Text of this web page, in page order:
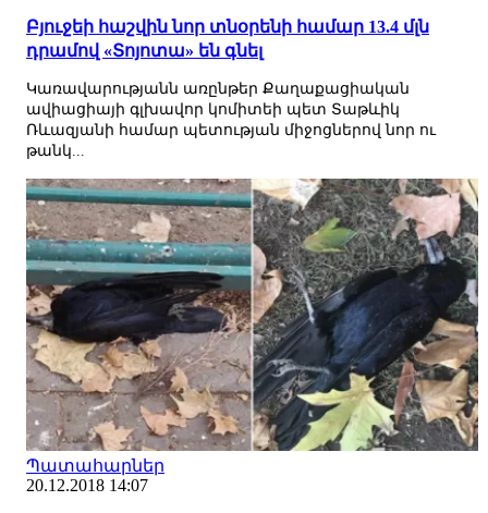
Բյուջեի հաշվին նոր տնօրենի համար 13.4 մլն
դրամով «Տոյոտա» են գնել
Կառավարությանն առընթեր Քաղաքացիական
ավիացիայի գլխավոր կոմիտեի պետ Տաթևիկ
Ռևազյանի համար պետության միջոցներով նոր ու
թանկ...
Պատահարներ
20.12.2018 14:07